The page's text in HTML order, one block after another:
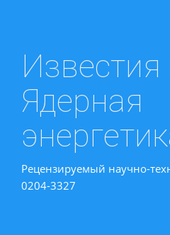
Известия
Ядерная
Рецензируемый научно-
0204-3327